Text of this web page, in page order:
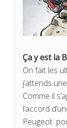
Ça y est la
On fait les
j’attends
Comme il
l’accord
Peugeot